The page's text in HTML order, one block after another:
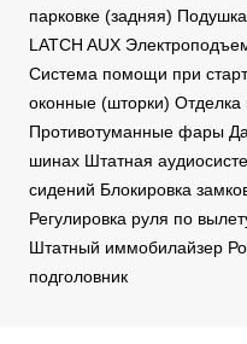
парковке (задняя)
LATCH AUX
Система помощи при
оконные (шторки)
Противотуманные фары
шинах Штатная
сидений Блокировка
Регулировка руля по
Штатный иммобилайзер
подголовник